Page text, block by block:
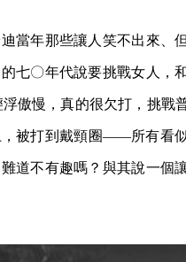
當年那些讓人笑不出來、
七〇年代說要挑戰女人，
傲慢，真的很欠打，挑戰
被打到戴頸圈——所有看
道不有趣嗎？與其說一個